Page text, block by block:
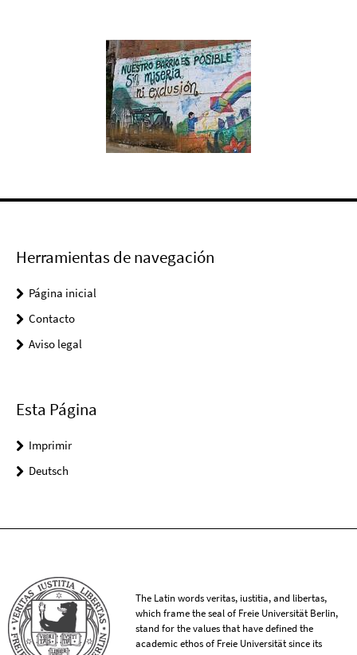
Herramientas de navegación
Página inicial
Contacto
Aviso legal
Esta Página
Imprimir
Deutsch
The Latin words veritas, iustitia, and libertas,
which frame the seal of Freie Universität Berlin,
stand for the values that have defined the
academic ethos of Freie Universität since its